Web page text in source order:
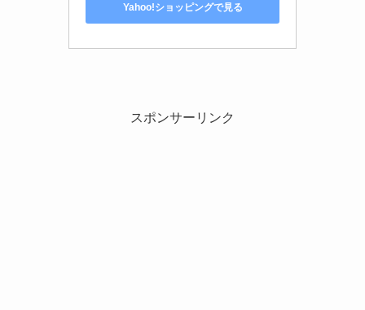
Yahoo!ショッピングで見る
スポンサーリンク